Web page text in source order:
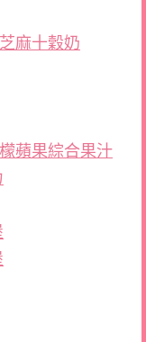
麻十穀奶
蘋果綜合果汁